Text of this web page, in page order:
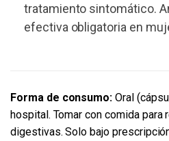
tratamiento sintomático.
efectiva obligatoria en
Forma de consumo: Oral
hospital. Tomar con comida para
digestivas. Solo bajo